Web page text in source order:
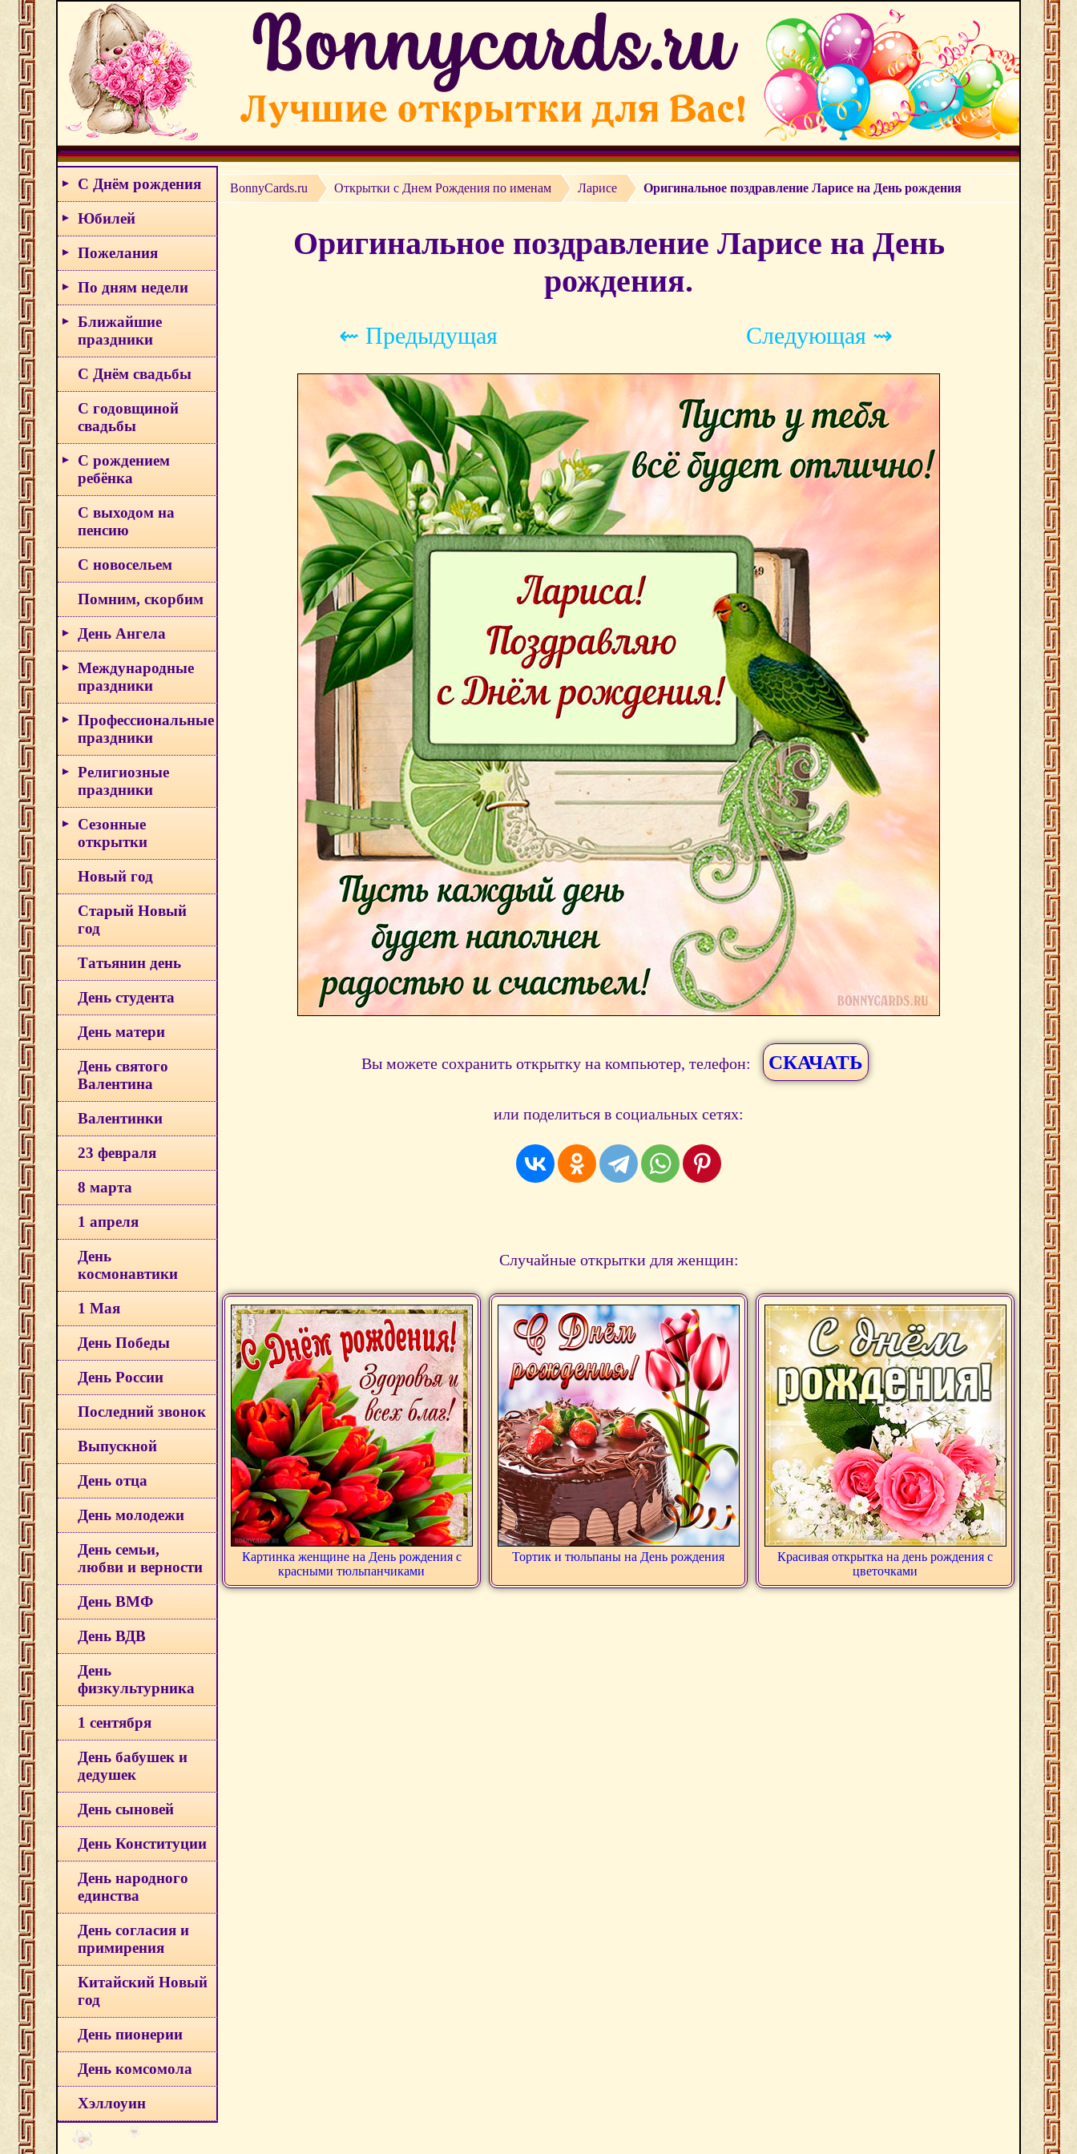
С Днём рождения
Юбилей
Пожелания
По дням недели
Ближайшие
праздники
С Днём свадьбы
С годовщиной
свадьбы
С рождением
ребёнка
С выходом на
пенсию
С новосельем
Помним, скорбим
День Ангела
Международные
праздники
Профессиональные
праздники
Религиозные
праздники
Сезонные
открытки
Новый год
Старый Новый
год
Татьянин день
День студента
День матери
День святого
Валентина
Валентинки
23 февраля
8 марта
1 апреля
День
космонавтики
1 Мая
День Победы
День России
Последний звонок
Выпускной
День отца
День молодежи
День семьи,
любви и верности
День ВМФ
День ВДВ
День
физкультурника
1 сентября
День бабушек и
дедушек
День сыновей
День Конституции
День народного
единства
День согласия и
примирения
Китайский Новый
год
День пионерии
День комсомола
Хэллоуин
BonnyCards.ru Открытки c Днем Рождения по именам Ларисе Оригинальное поздравление Ларисе на День рождения
Оригинальное поздравление Ларисе на День
рождения.
⇜ Предыдущая Следующая ⇝
Вы можете сохранить открытку на компьютер, телефон: СКАЧАТЬ
или поделиться в социальных сетях:
Случайные открытки для женщин:
Картинка женщине на День рождения с
красными тюльпанчиками
Тортик и тюльпаны на День рождения
Красивая открытка на день рождения с
цветочками